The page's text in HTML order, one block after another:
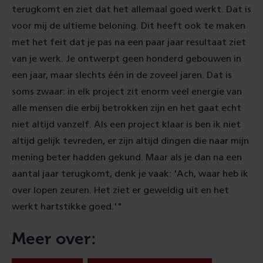
terugkomt en ziet dat het allemaal goed werkt. Dat is
voor mij de ultieme beloning. Dit heeft ook te maken
met het feit dat je pas na een paar jaar resultaat ziet
van je werk. Je ontwerpt geen honderd gebouwen in
een jaar, maar slechts één in de zoveel jaren. Dat is
soms zwaar: in elk project zit enorm veel energie van
alle mensen die erbij betrokken zijn en het gaat echt
niet altijd vanzelf. Als een project klaar is ben ik niet
altijd gelijk tevreden, er zijn altijd dingen die naar mijn
mening beter hadden gekund. Maar als je dan na een
aantal jaar terugkomt, denk je vaak: 'Ach, waar heb ik
over lopen zeuren. Het ziet er geweldig uit en het
werkt hartstikke goed.'"
Meer over: